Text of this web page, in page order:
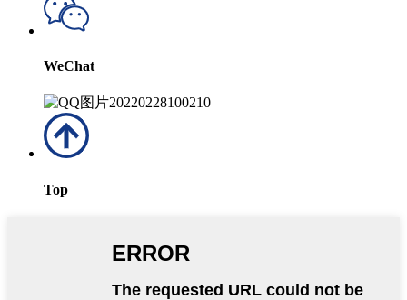
WeChat
Top